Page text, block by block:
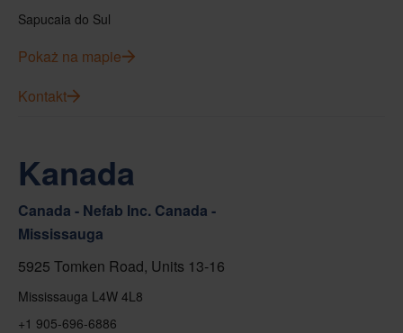
Sapucaia do Sul
Pokaż na mapie
Kontakt
Kanada
Canada - Nefab Inc. Canada -
Mississauga
5925 Tomken Road, Units 13-16
Mississauga L4W 4L8
+1 905-696-6886